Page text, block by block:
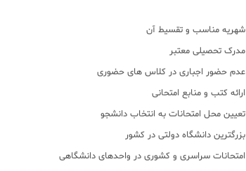
شهریه مناسب و تقسیط آن
مدرک تحصیلی معتبر
عدم حضور اجباری در کلاس های حضوری
ارائه کتب و منابع امتحانی
تعیین محل امتحانات به انتخاب دانشجو
بزرگترین دانشگاه دولتی در کشور
امتحانات سراسری و کشوری در واحدهای دانشگاهی